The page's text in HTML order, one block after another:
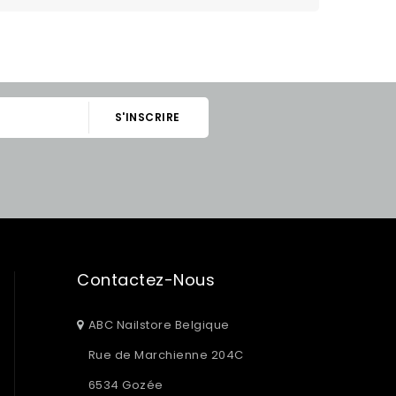
Contactez-Nous
ABC Nailstore Belgique
Rue de Marchienne 204C
6534 Gozée